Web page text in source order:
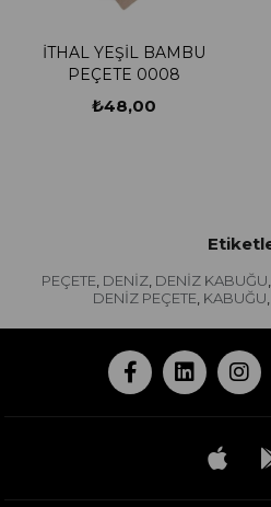
İTHAL YEŞİL BAMBU
PEÇETE 0008
₺48,00
PEÇETE, DENİZ, DENİZ KABUĞU,
DENİZ PEÇETE, KABUĞU,